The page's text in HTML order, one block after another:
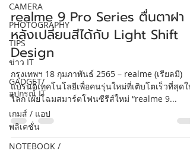
CAMERA
PHOTOGRAPHY
TIPS
ข่าว IT
GADGET/
อุปกรณ์ IT
เกมส์ / แอป
พลิเคชั่น
NOTEBOOK /
realme 9 Pro Series ตื่นตาฝา
หลังเปลี่ยนสีได้กับ Light Shift
Design
กรุงเทพฯ 18 กุมภาพันธ์ 2565 – realme (เรียลมี)
แบรนด์เทคโนโลยีเพื่อคนรุ่นใหม่ที่เติบโตเร็วที่สุดใน
โลก เผยโฉมสมาร์ตโฟนซีรีส์ใหม่ “realme 9...